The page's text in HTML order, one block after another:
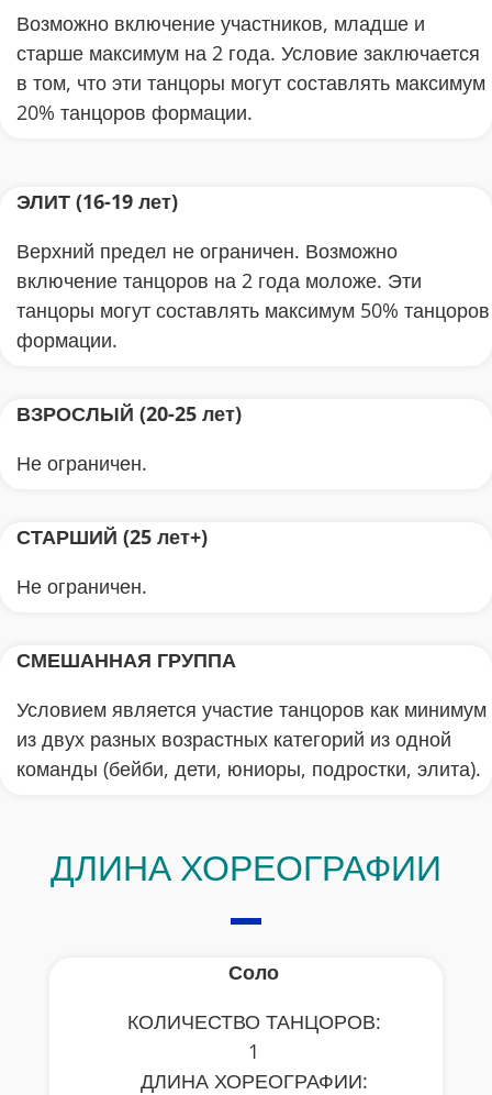
Возможно включение участников, младше и
старше максимум на 2 года. Условие заключается
в том, что эти танцоры могут составлять максимум
20% танцоров формации.
ЭЛИТ (16-19 лет)
Верхний предел не ограничен. Возможно
включение танцоров на 2 года моложе. Эти
танцоры могут составлять максимум 50% танцоров
формации.
ВЗРОСЛЫЙ (20-25 лет)
Не ограничен.
СТАРШИЙ (25 лет+)
Не ограничен.
СМЕШАННАЯ ГРУППА
Условием является участие танцоров как минимум
из двух разных возрастных категорий из одной
команды (бейби, дети, юниоры, подростки, элита).
ДЛИНА ХОРЕОГРАФИИ
Соло
КОЛИЧЕСТВО ТАНЦОРОВ:
1
ДЛИНА ХОРЕОГРАФИИ: